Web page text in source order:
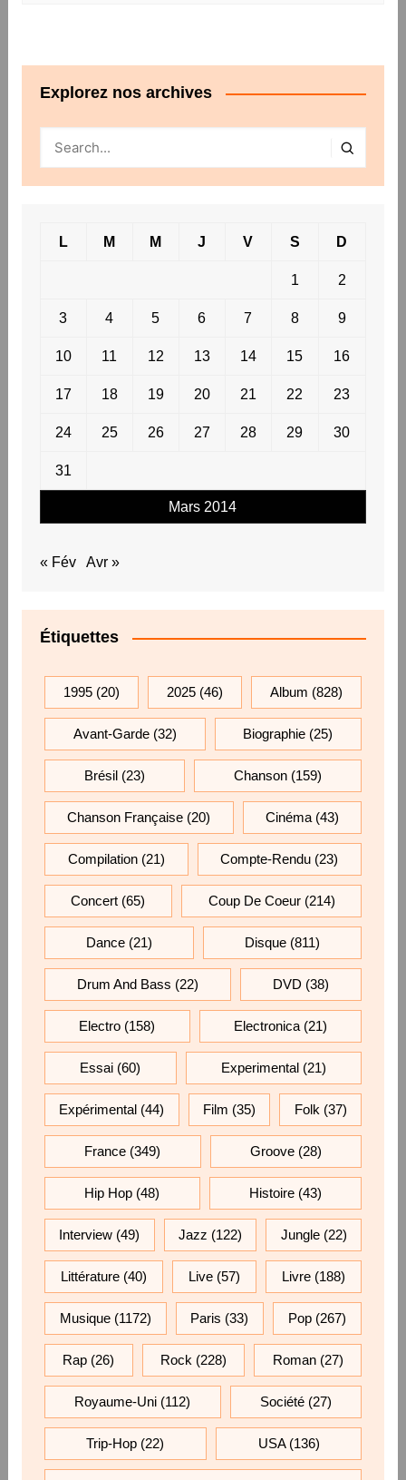
Explorez nos archives
Mars 2014
L M M J V S D
1 2
3 4 5 6 7 8 9
10 11 12 13 14 15 16
17 18 19 20 21 22 23
24 25 26 27 28 29 30
31
« Fév Avr »
Étiquettes
1995(20) 2025 (46) Album (828)
Avant-Garde(32) Biographie (25)
Brésil (23) Chanson (159)
Chanson Française (20) Cinéma(43)
Compilation(21) Compte-Rendu (23)
Concert (65) Coup De Coeur(214)
Dance(21) Disque (811)
Drum And Bass (22) DVD (38)
Electro (158) Electronica(21)
Essai (60) Experimental (21)
Expérimental (44) Film (35) Folk(37)
France (349) Groove(28)
Hip Hop (48) Histoire(43)
Interview (49) Jazz (122) Jungle(22)
Littérature(40) Live (57) Livre (188)
Musique(1172) Paris (33) Pop (267)
Rap (26) Rock(228) Roman(27)
Royaume-Uni (112) Société(27)
Trip-Hop (22) USA(136)